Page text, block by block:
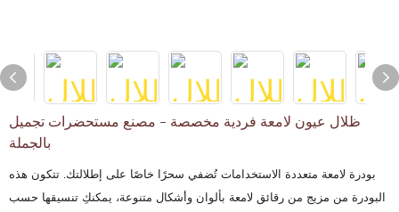
ظلال عيون لامعة فردية مخصصة - مصنع مستحضرات تجميل
بالجملة
بودرة لامعة متعددة الاستخدامات تُضفي سحرًا خاصًا على إطلالتك. تتكون هذه
البودرة من مزيج من رقائق لامعة بألوان وأشكال متنوعة، يمكنكِ تنسيقها حسب